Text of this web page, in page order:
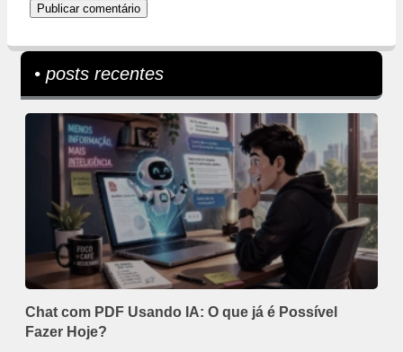
• posts recentes
Chat com PDF Usando IA: O que já é Possível
Fazer Hoje?